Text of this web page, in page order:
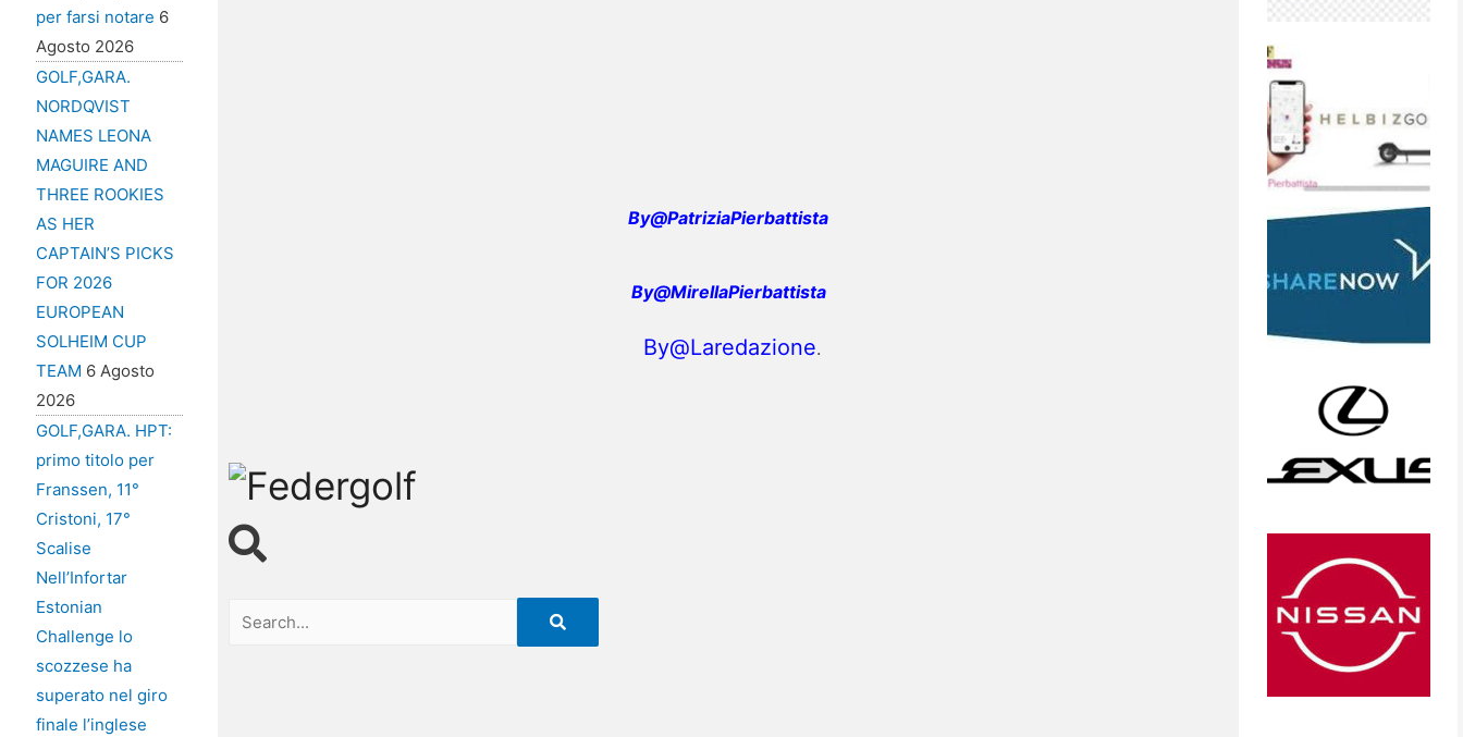
per farsi notare 6
Agosto 2026
GOLF,GARA.
NORDQVIST
NAMES LEONA
MAGUIRE AND
THREE ROOKIES
AS HER
CAPTAIN’S PICKS
FOR 2026
EUROPEAN
SOLHEIM CUP
TEAM 6 Agosto
2026
GOLF,GARA. HPT:
primo titolo per
Franssen, 11°
Cristoni, 17°
Scalise
Nell’Infortar
Estonian
Challenge lo
scozzese ha
superato nel giro
finale l’inglese
By@PatriziaPierbattista
By@MirellaPierbattista
By@Laredazione.